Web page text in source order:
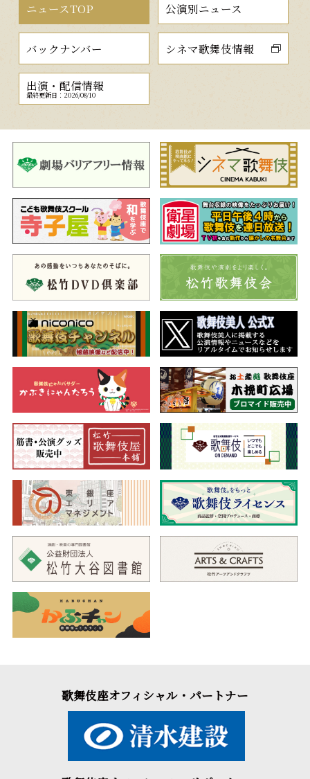
ニュースTOP 公演別ニュース
バックナンバー シネマ歌舞伎情報
出演・配信情報
最終更新日：2026/08/10
歌舞伎座オフィシャル・パートナー